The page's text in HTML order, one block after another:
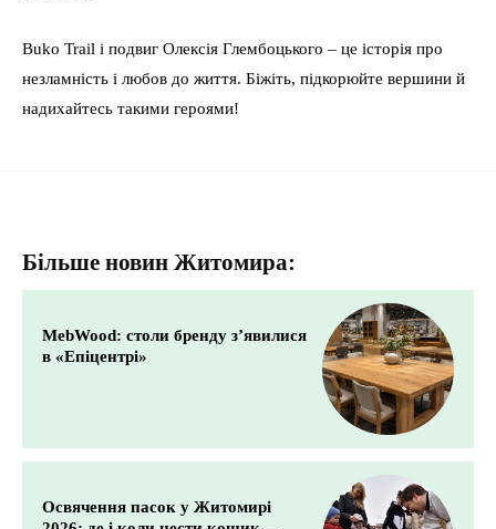
Buko Trail і подвиг Олексія Глембоцького – це історія про
незламність і любов до життя. Біжіть, підкорюйте вершини й
надихайтесь такими героями!
Більше новин Житомира:
MebWood: столи бренду з’явилися
в «Епіцентрі»
Освячення пасок у Житомирі